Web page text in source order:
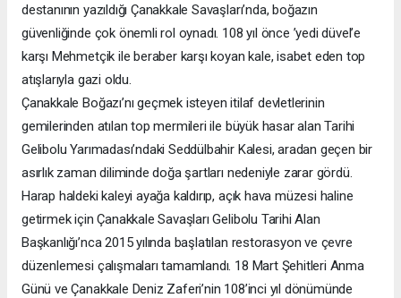
destanının yazıldığı Çanakkale Savaşları’nda, boğazın
güvenliğinde çok önemli rol oynadı. 108 yıl önce ’yedi düvel’e
karşı Mehmetçik ile beraber karşı koyan kale, isabet eden top
atışlarıyla gazi oldu.
Çanakkale Boğazı’nı geçmek isteyen itilaf devletlerinin
gemilerinden atılan top mermileri ile büyük hasar alan Tarihi
Gelibolu Yarımadası’ndaki Seddülbahir Kalesi, aradan geçen bir
asırlık zaman diliminde doğa şartları nedeniyle zarar gördü.
Harap haldeki kaleyi ayağa kaldırıp, açık hava müzesi haline
getirmek için Çanakkale Savaşları Gelibolu Tarihi Alan
Başkanlığı’nca 2015 yılında başlatılan restorasyon ve çevre
düzenlemesi çalışmaları tamamlandı. 18 Mart Şehitleri Anma
Günü ve Çanakkale Deniz Zaferi’nin 108’inci yıl dönümünde